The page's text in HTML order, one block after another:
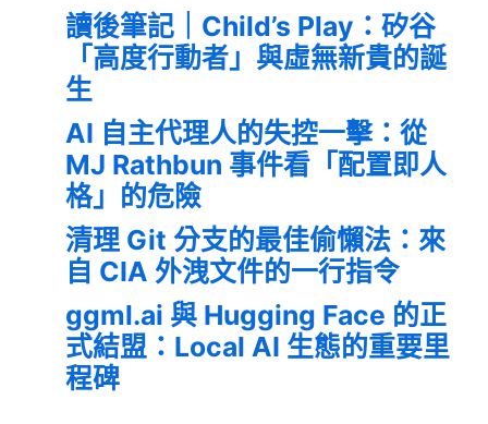
讀後筆記｜Child’s Play：矽谷
「高度行動者」與虛無新貴的誕
生
AI 自主代理人的失控一擊：從
MJ Rathbun 事件看「配置即人
格」的危險
清理 Git 分支的最佳偷懶法：來
自 CIA 外洩文件的一行指令
ggml.ai 與 Hugging Face 的正
式結盟：Local AI 生態的重要里
程碑